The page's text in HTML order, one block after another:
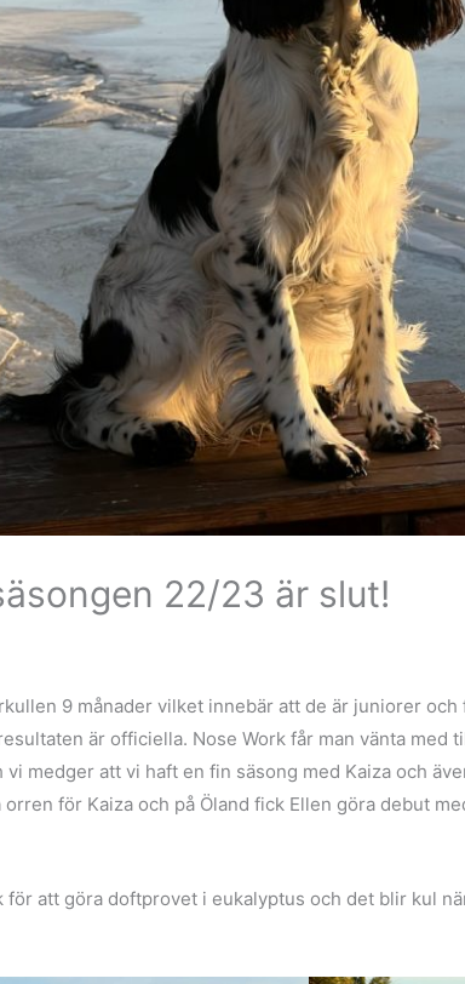
22/23 är slut!
9 månader vilket innebär att de är juniorer
är officiella. Nose Work får man vänta med
medger att vi haft en fin säsong med Kaiza och
för Kaiza och på Öland fick Ellen göra debut
för att göra doftprovet i eukalyptus och det blir kul